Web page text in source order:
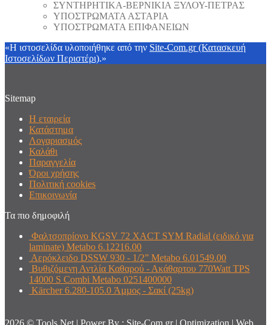
ΣΥΝΤΗΡΗΤΙΚΑ-ΒΕΡΝΙΚΙΑ ΞΥΛΟΥ-ΠΕΤΡΑΣ
ΥΠΟΣΤΡΩΜΑΤΑ ΑΣΤΑΡΙΑ
ΥΠΟΣΤΡΩΜΑΤΑ ΕΠΙΦΑΝΕΙΩΝ
«Η ιστοσελίδα υλοποιήθηκε από την Site-Com.gr (Κατασκευή
Ιστοσελίδων Περιστέρι).»
Sitemap
Η εταιρεία
Κατάστημα
Λογαριασμός
Καλάθι
Παραγγελία
Όροι χρήσης
Πολιτική cookies
Επικοινωνία
Τα πιο δημοφιλή
Φαλτσοπρίονο KGSV 72 XACT SYM Radial (ειδικό για
laminate) Metabo 6.12216.00
Αερόκλειδο DSSW 930 - 1/2” Metabo 6.01549.00
Βυθιζόμενη Αντλία Καθαρού - Ακάθαρτου 770Watt TPS
14000 S Combi Metabo 0251400000
Kärcher 6.280-105.0 Άµµος - Σακί (25kg)